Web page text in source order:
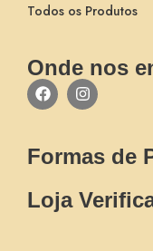
Todos os Produtos
Onde nos
Formas de
Loja